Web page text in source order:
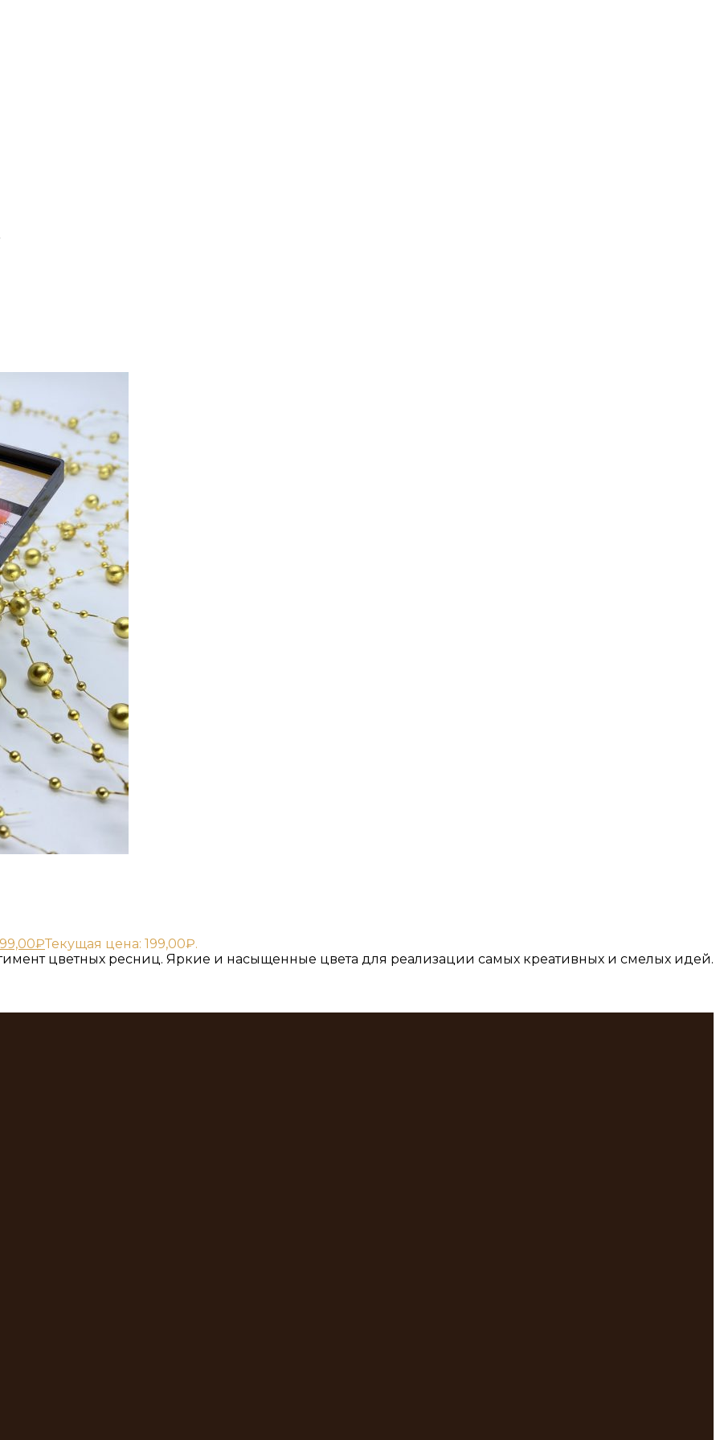
₽Текущая цена: 199,00₽.
цветных ресниц. Яркие и насыщенные цвета для реализации самых креативных и смелых идей.